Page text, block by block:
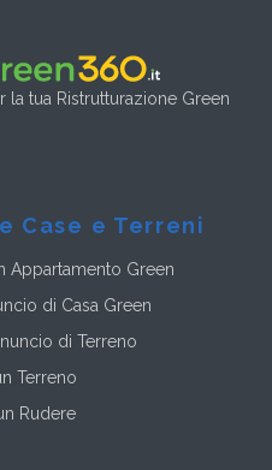
tua Ristrutturazione Green
Case e Terreni
Appartamento Green
di Casa Green
di Terreno
Terreno
Rudere